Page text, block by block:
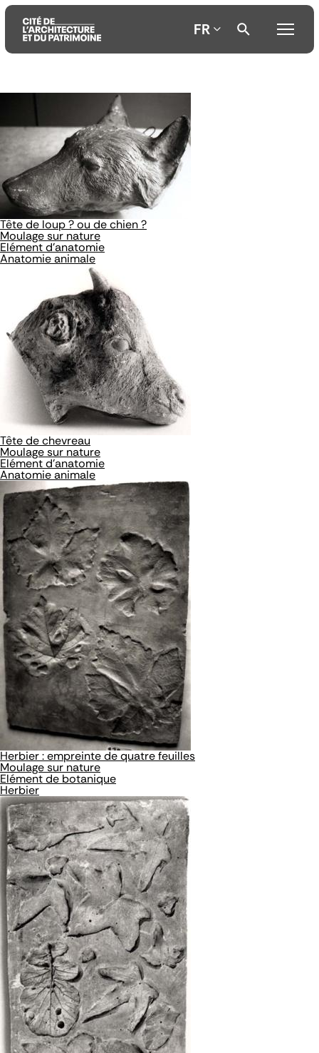
contenu
principal
menu
principal
la
recherche
FR
Tête de loup ? ou de chien ?
Moulage sur nature
Elément d'anatomie
Anatomie animale
Tête de chevreau
Moulage sur nature
Elément d'anatomie
Anatomie animale
Herbier : empreinte de quatre feuilles
Moulage sur nature
Elément de botanique
Herbier